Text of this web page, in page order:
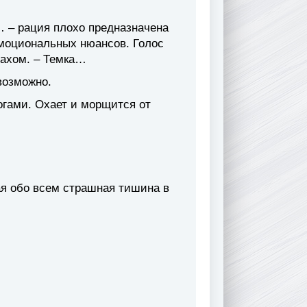
рация плохо предназначена
нюансов. Голос
– Темка…
Охает и морщится от
обо всем страшная тишина в